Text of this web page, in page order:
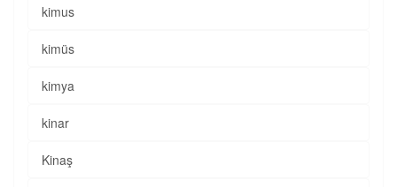
kimus
kimüs
kimya
kinar
Kinaş